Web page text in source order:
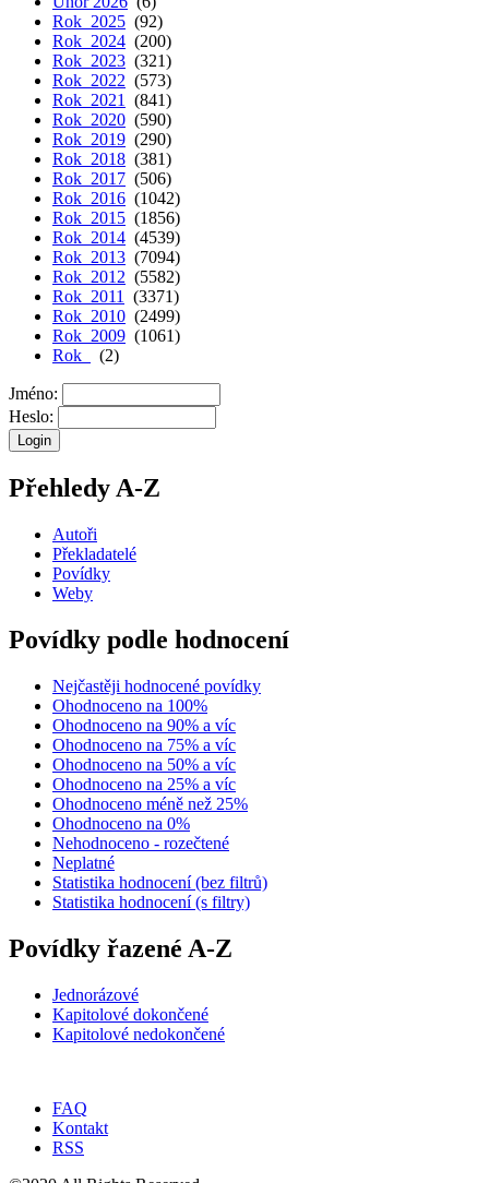
Rok 2025 (92)
Rok 2024 (200)
Rok 2023 (321)
Rok 2022 (573)
Rok 2021
(841)
Rok 2020 (590)
Rok 2019 (290)
Rok 2018 (381)
Rok 2017 (506)
Rok 2016 (1042)
Rok 2015 (1856)
Rok 2014 (4539)
Rok 2013 (7094)
Rok 2012 (5582)
Rok 2011
(3371)
Rok 2010 (2499)
Rok 2009 (1061)
Rok
(2)
Jméno:
Heslo:
Přehledy A-Z
Autoři
Překladatelé
Povídky
Weby
Povídky podle hodnocení
Nejčastěji hodnocené povídky
Ohodnoceno na 100%
Ohodnoceno na 90% a víc
Ohodnoceno na 75% a víc
Ohodnoceno na 50% a víc
Ohodnoceno na 25% a víc
Ohodnoceno méně než 25%
Ohodnoceno na 0%
Nehodnoceno - rozečtené
Neplatné
Statistika hodnocení (bez filtrů)
Statistika hodnocení (s filtry)
Povídky řazené A-Z
Jednorázové
Kapitolové dokončené
Kapitolové nedokončené
FAQ
Kontakt
RSS